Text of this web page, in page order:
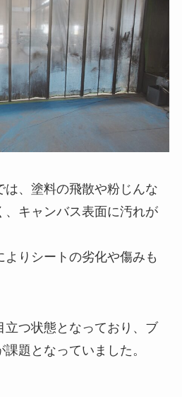
は、塗料の飛散や粉じんな
、キャンバス表面に汚れが
よりシートの劣化や傷みも
立つ状態となっており、ブ
題となっていました。